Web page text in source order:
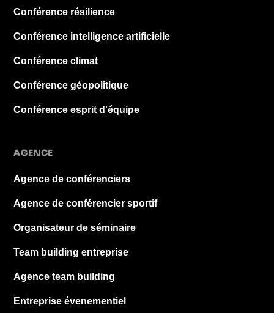
Conférence résilience
Conférence intelligence artificielle
Conférence climat
Conférence géopolitique
Conférence esprit d'équipe
AGENCE
Agence de conférenciers
Agence de conférencier sportif
Organisateur de séminaire
Team building entreprise
Agence team building
Entreprise évenementiel